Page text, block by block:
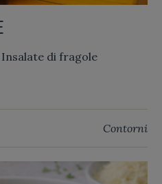
di fragole
Contorni